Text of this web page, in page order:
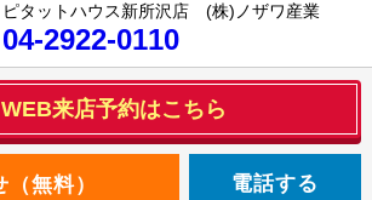
ピタットハウス新所沢店 (株)ノザワ産業
04-2922-0110
WEB来店予約はこちら
電話する